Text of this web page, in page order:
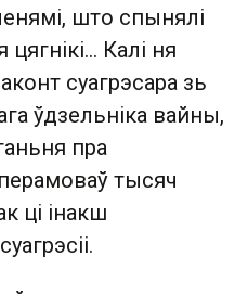
што спынялі
Калі ня
суагрэсара зь
ўдзельніка вайны,
пра
тысяч
ці інакш